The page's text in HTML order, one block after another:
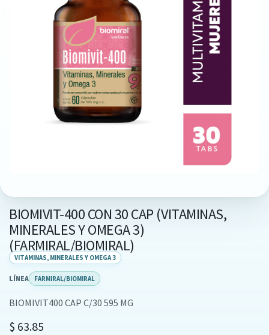
BIOMIVIT-400 CON 30 CAP (VITAMINAS,
MINERALES Y OMEGA 3)
(FARMIRAL/BIOMIRAL)
VITAMINAS, MINERALES Y OMEGA 3
LÍNEA FARMIRAL/BIOMIRAL
BIOMIVIT400 CAP C/30 595 MG
$ 63.85